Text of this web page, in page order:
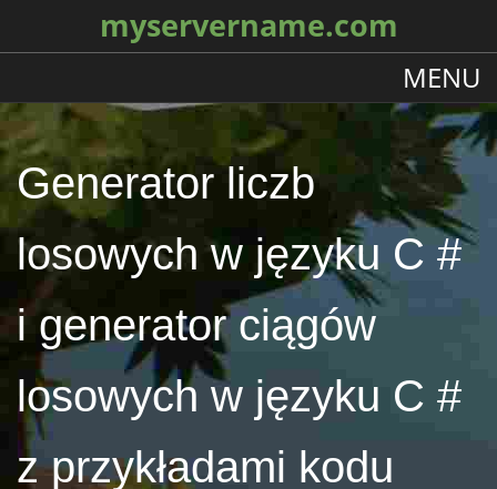
myservername.com
MENU
Generator liczb
losowych w języku C #
i generator ciągów
losowych w języku C #
z przykładami kodu